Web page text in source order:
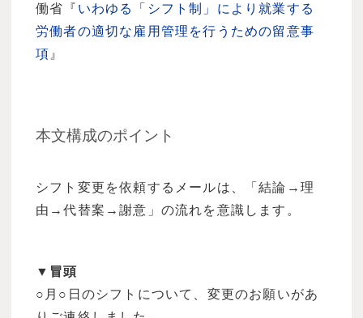
働省『 いわゆる「シフト制」により就業する
労働者の適切な雇用管理を行うための留意事
項 』
本文構成のポイント
シフト変更を依頼するメールは、「結論→理
由→代替案→謝意」の流れを意識します。
▼冒頭
○月○日のシフトについて、変更のお願いがあ